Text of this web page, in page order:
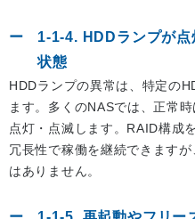
1-1-4. HDDランプが
状態
HDDランプの異常は、特定の
ます。多くのNASでは、正常
点灯・点滅します。RAID構成
冗長性で稼働を継続できます
はありません。